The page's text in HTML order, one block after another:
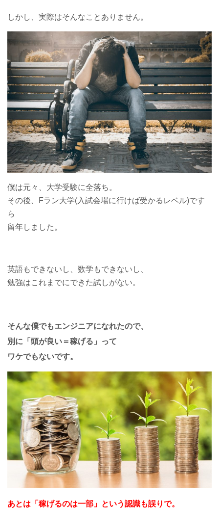
しかし、実際はそんなことありません。
僕は元々、大学受験に全落ち。
その後、Fラン大学(入試会場に行けば受かるレベル)です
ら
留年しました。
英語もできないし、数学もできないし、
勉強はこれまでにできた試しがない。
そんな僕でもエンジニアになれたので、
別に「頭が良い＝稼げる」って
ワケでもないです。
あとは「稼げるのは一部」という認識も誤りで。